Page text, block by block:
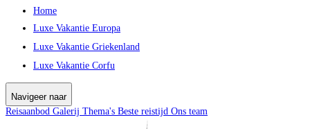
Home
Luxe Vakantie Europa
Luxe Vakantie Griekenland
Luxe Vakantie Corfu
Navigeer naar
Reisaanbod Galerij Thema's Beste reistijd Ons team